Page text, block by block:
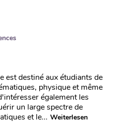
est destiné aux étudiants de
physique et même
également les
un large spectre de
et le... Weiterlesen